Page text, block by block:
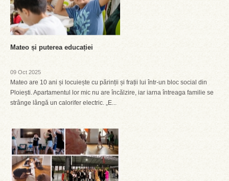
Mateo și puterea educației
09 Oct 2025
Mateo are 10 ani și locuiește cu părinții și frații lui într-un bloc social din
Ploiești. Apartamentul lor mic nu are încălzire, iar iarna întreaga familie se
strânge lângă un calorifer electric. „E...